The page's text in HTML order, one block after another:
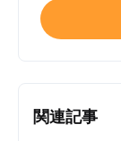
関連記事